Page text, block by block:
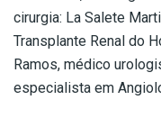
cirurgia: La Salete
Transplante Renal do
Ramos, médico
especialista em